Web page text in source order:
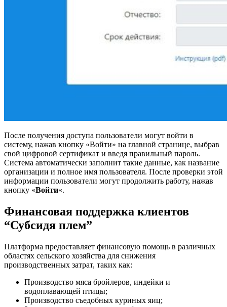
После получения доступа пользователи могут войти в
систему, нажав кнопку «Войти» на главной странице, выбрав
свой цифровой сертификат и введя правильный пароль.
Система автоматически заполнит такие данные, как название
организации и полное имя пользователя. После проверки этой
информации пользователи могут продолжить работу, нажав
кнопку «Войти«.
Финансовая поддержка клиентов
“Субсидя плем”
Платформа предоставляет финансовую помощь в различных
областях сельского хозяйства для снижения
производственных затрат, таких как:
Производство мяса бройлеров, индейки и
водоплавающей птицы;
Производство съедобных куриных яиц;